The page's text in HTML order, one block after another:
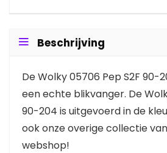
Beschrijving
De Wolky 05706 Pep S2F 90-
een echte blikvanger. De
90-204 is uitgevoerd in de
ook onze overige collectie
webshop!